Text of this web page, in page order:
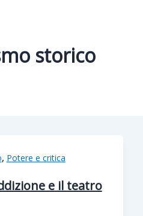
storico
, Potere e critica
e il teatro